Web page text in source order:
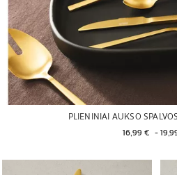
PLIENINIAI AUKSO
16,99 € -
Paveikslėlis pakeistas į 1 iš 7